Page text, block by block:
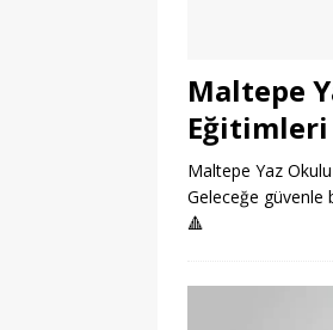
Maltepe
Eğitimleri
Maltepe Yaz
Geleceğe güvenle
🔺